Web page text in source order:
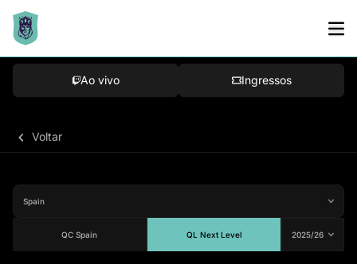
Ao vivo Ingressos
Voltar
QC Spain QL Next Level